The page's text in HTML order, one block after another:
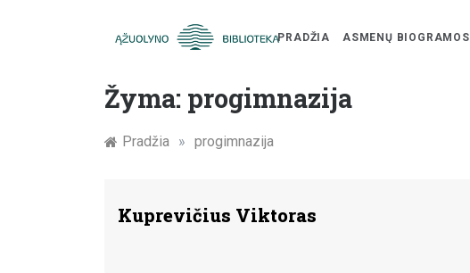
Žymūs
Kauno
atminimo
PRADŽIA ASMENŲ BIOGRAMOS
Žyma: progimnazija
Pradžia » progimnazija
Kuprevičius Viktoras